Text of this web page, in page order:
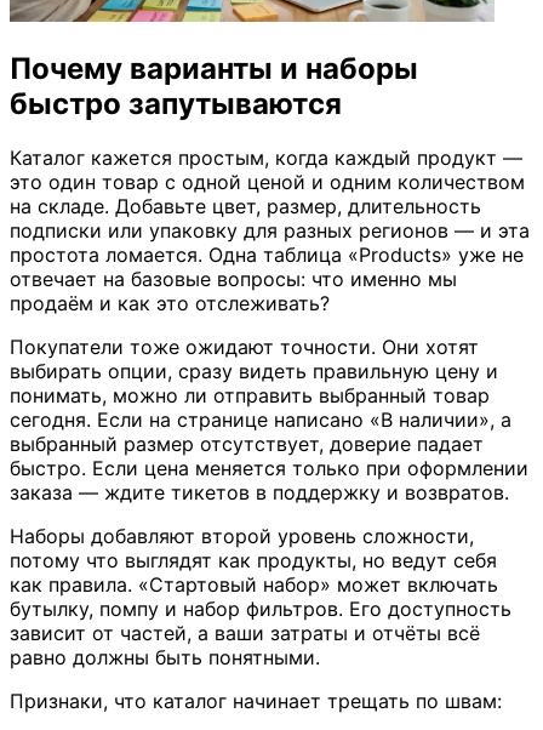
Почему варианты и наборы
быстро запутываются
Каталог кажется простым, когда каждый продукт —
это один товар с одной ценой и одним количеством
на складе. Добавьте цвет, размер, длительность
подписки или упаковку для разных регионов — и эта
простота ломается. Одна таблица «Products» уже не
отвечает на базовые вопросы: что именно мы
продаём и как это отслеживать?
Покупатели тоже ожидают точности. Они хотят
выбирать опции, сразу видеть правильную цену и
понимать, можно ли отправить выбранный товар
сегодня. Если на странице написано «В наличии», а
выбранный размер отсутствует, доверие падает
быстро. Если цена меняется только при оформлении
заказа — ждите тикетов в поддержку и возвратов.
Наборы добавляют второй уровень сложности,
потому что выглядят как продукты, но ведут себя
как правила. «Стартовый набор» может включать
бутылку, помпу и набор фильтров. Его доступность
зависит от частей, а ваши затраты и отчёты всё
равно должны быть понятными.
Признаки, что каталог начинает трещать по швам: